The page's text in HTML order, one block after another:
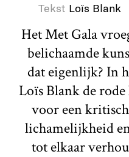
Tekst Loïs Blank
Het Met Gala
belichaamde
dat eigenlijk? In
Loïs Blank de
voor een
lichamelijkheid
tot elkaar